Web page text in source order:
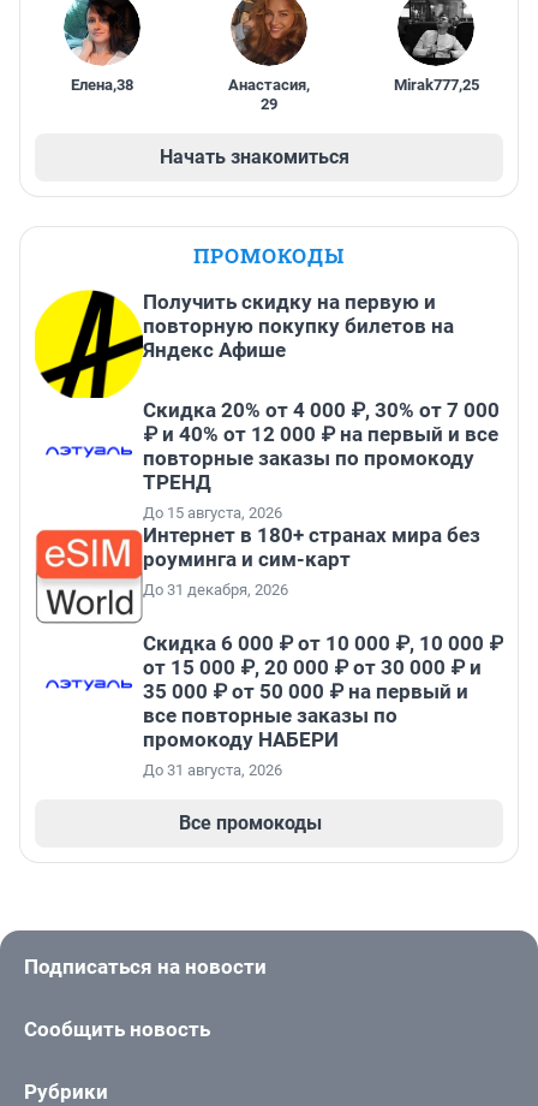
Елена,38 Анастасия,
29
Mirak777,25
Начать знакомиться
ПРОМОКОДЫ
Получить скидку на первую и
повторную покупку билетов на
Яндекс Афише
Скидка 20% от 4 000 ₽, 30% от 7 000
₽ и 40% от 12 000 ₽ на первый и все
повторные заказы по промокоду
ТРЕНД
До 15 августа, 2026
Интернет в 180+ странах мира без
роуминга и сим-карт
До 31 декабря, 2026
Скидка 6 000 ₽ от 10 000 ₽, 10 000 ₽
от 15 000 ₽, 20 000 ₽ от 30 000 ₽ и
35 000 ₽ от 50 000 ₽ на первый и
все повторные заказы по
промокоду НАБЕРИ
До 31 августа, 2026
Все промокоды
Подписаться на новости
Сообщить новость
Рубрики